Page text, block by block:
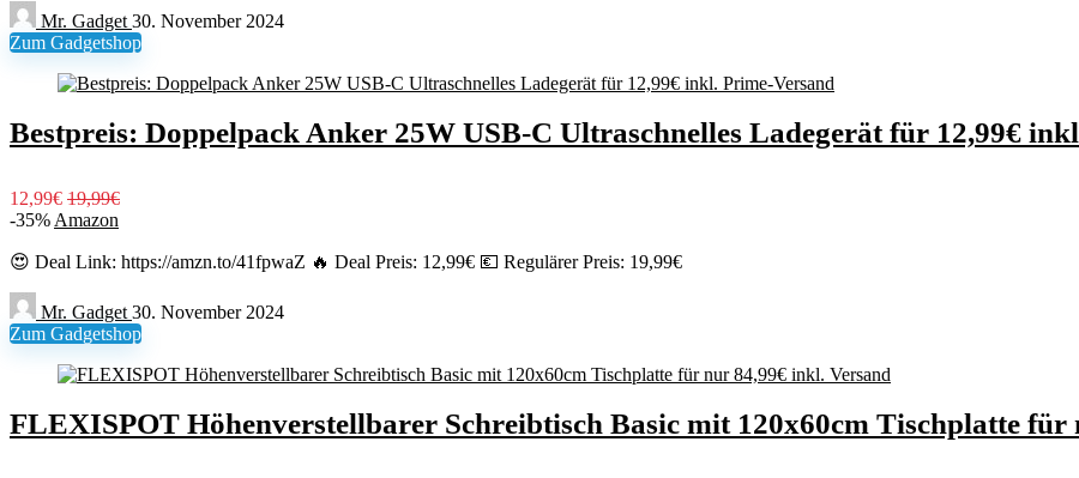
Mr. Gadget 30. November 2024
Zum Gadgetshop
Bestpreis: Doppelpack Anker 25W USB-C Ultraschnelles Ladegerät für 12,99€
12,99€ 19,99€
-35% Amazon
😍 Deal Link: https://amzn.to/41fpwaZ 🔥 Deal Preis: 12,99€ 💶 Regulärer Preis: 19,99€
Mr. Gadget 30. November 2024
Zum Gadgetshop
FLEXISPOT Höhenverstellbarer Schreibtisch Basic mit 120x60cm Tischplatte für